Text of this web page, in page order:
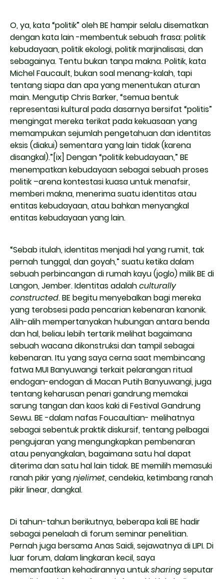
O, ya, kata “politik” oleh BE hampir selalu disematkan
dengan kata lain -membentuk sebuah frasa: politik
kebudayaan, politik ekologi, politik marjinalisasi, dan
sebagainya. Tentu bukan tanpa makna. Politik, kata
Michel Faucault, bukan soal menang-kalah, tapi
tentang siapa dan apa yang menentukan aturan
main. Mengutip Chris Barker, “semua bentuk
representasi kultural pada dasarnya bersifat “politis”
mengingat mereka terikat pada kekuasaan yang
memampukan sejumlah pengetahuan dan identitas
eksis (diakui) sementara yang lain tidak (karena
disangkal).”[ix] Dengan “politik kebudayaan,” BE
menempatkan kebudayaan sebagai sebuah proses
politik –arena kontestasi kuasa untuk menafsir,
memberi makna, menerima suatu identitas atau
entitas kebudayaan, atau bahkan menyangkal
entitas kebudayaan yang lain.
“Sebab itulah, identitas menjadi hal yang rumit, tak
pernah tunggal, dan goyah,” suatu ketika dalam
sebuah perbincangan di rumah kayu (joglo) milik BE di
Langon, Jember. Identitas adalahculturally
constructed. BE begitu menyebalkan bagi mereka
yang terobsesi pada pencarian kebenaran kanonik.
Alih-alih mempertanyakan hubungan antara benda
dan hal, beliau lebih tertarik melihat bagaimana
sebuah wacana dikonstruksi dan tampil sebagai
kebenaran. Itu yang saya cerna saat membincang
fatwa MUI Banyuwangi terkait pelarangan ritual
endogan-endogan di Macan Putih Banyuwangi, juga
tentang keharusan penari gandrung memakai
sarung tangan dan kaos kaki di Festival Gandrung
Sewu. BE -dalam nafas Foucaultian- melihatnya
sebagai sebentuk praktik diskursif, tentang pelbagai
pengujaran yang mengungkapkan pembenaran
atau penyangkalan, bagaimana satu hal dapat
diterima dan satu hal lain tidak. BE memilih memasuki
ranah pikir yangnjelimet, cendekia, ketimbang ranah
pikir linear, dangkal.
Di tahun-tahun berikutnya, beberapa kali BE hadir
sebagai penelaah di forum seminar penelitian.
Pernah juga bersama Anas Saidi, sejawatnya di LIPI. Di
luar forum, dalam lingkaran kecil, saya
memanfaatkan kehadirannya untuksharingseputar